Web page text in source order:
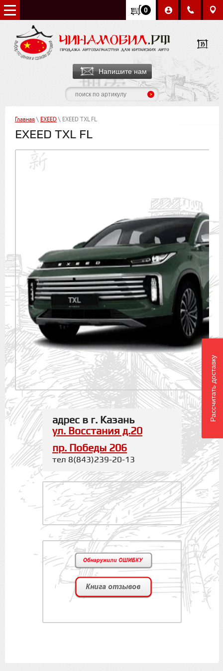
0
Напишите нам
Главная \ EXEED \ EXEED TXL FL
EXEED TXL FL
адрес в г. Казань
ул. Восстания д.20
пр. Победы 206
тел 8(843)239-20-13
.
Рассчитать доставку